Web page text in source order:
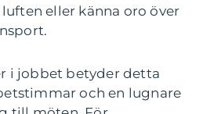
eller känna oro över
i jobbet betyder detta
och en lugnare